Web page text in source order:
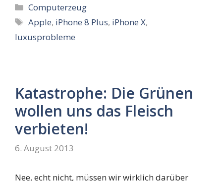
Kategorien
Computerzeug
Schlagwörter
Apple, iPhone 8 Plus, iPhone X,
luxusprobleme
Katastrophe: Die Grünen
wollen uns das Fleisch
verbieten!
6. August 2013
Nee, echt nicht, müssen wir wirklich darüber